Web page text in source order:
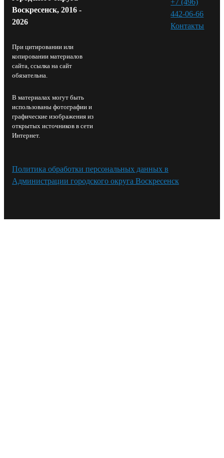
Воскресенск, 2016 -
2026
При цитировании или
копировании материалов
сайта, ссылка на сайт
обязательна.
В материалах могут быть
использованы фотографии и
графические изображения из
открытых источников в сети
Интернет.
442-06-66
Контакты⁠
Политика обработки персональных данных в
Администрации городского округа Воскресенск